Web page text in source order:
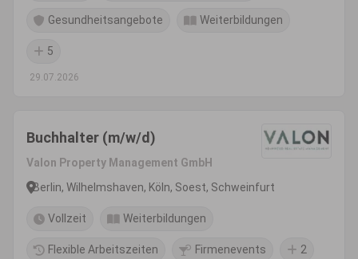
Gesundheitsangebote Weiterbildungen
5
29.07.2026
Buchhalter (m/w/d)
Valon Property Management GmbH
Berlin, Wilhelmshaven, Köln, Soest, Schweinfurt
Vollzeit Weiterbildungen
Flexible Arbeitszeiten Firmenevents 2